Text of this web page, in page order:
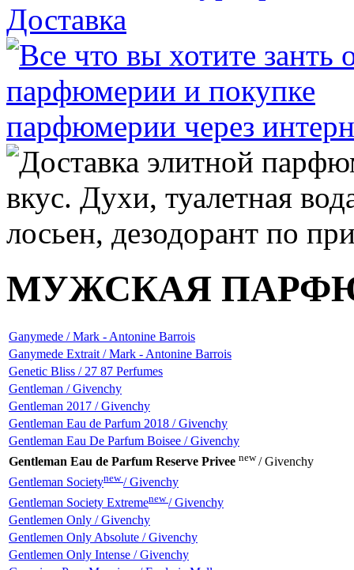
Доставка
МУЖСКАЯ
Ganymede / Mark - Antonine Barrois
Ganymede Extrait / Mark - Antonine Barrois
Genetic Bliss / 27 87 Perfumes
Gentleman / Givenchy
Gentleman 2017 / Givenchy
Gentleman Eau de Parfum 2018 / Givenchy
Gentleman Eau De Parfum Boisee / Givenchy
Gentleman Eau de Parfum Reserve Privee new/ Givenchy
Gentleman Societynew/ Givenchy
Gentleman Society Extremenew/ Givenchy
Gentlemen Only / Givenchy
Gentlemen Only Absolute / Givenchy
Gentlemen Only Intense / Givenchy